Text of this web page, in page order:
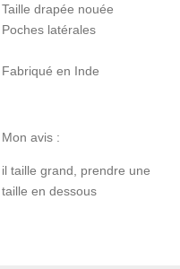
Taille drapée nouée
Poches latérales
Fabriqué en Inde
Mon avis :
il taille grand, prendre une
taille en dessous